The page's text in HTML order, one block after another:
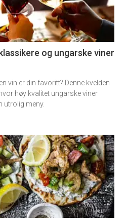
og ungarske viner
vin er din favoritt? Denne kvelden
høy kvalitet ungarske viner
utrolig meny.